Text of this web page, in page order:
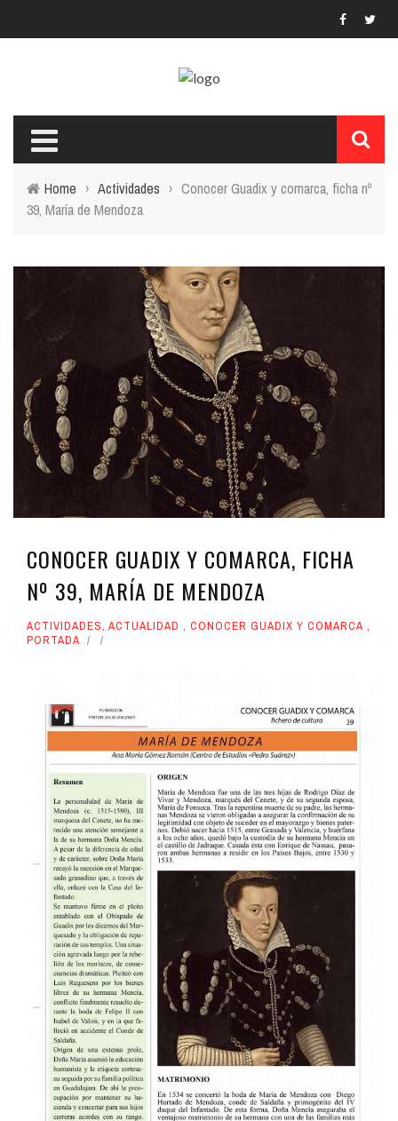
Home › Actividades › Conocer Guadix y comarca, ficha nº
39, María de Mendoza
CONOCER GUADIX Y COMARCA, FICHA
Nº 39, MARÍA DE MENDOZA
ACTIVIDADES, ACTUALIDAD , CONOCER GUADIX Y COMARCA ,
PORTADA